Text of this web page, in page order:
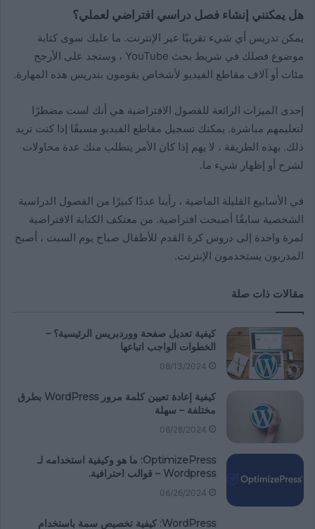
هل يمكنني إنشاء فصل دراسي افتراضي لعملي؟
يمكن تدريس أي شيء تقريبًا عبر الإنترنت. ما عليك سوى كتابة
موضوع فصلك في شريط بحث YouTube ، وستجد على الأرجح
مئات أو آلاف مقاطع الفيديو لأشخاص يقومون بتدريس هذه المهارة.
إحدى الميزات الرائعة للفصول الافتراضية هي أنك لست مضطرًا
لتعليمهم مباشرة. يمكنك تسجيل مقاطع الفيديو مسبقًا إذا كنت تريد
ذلك. بهذه الطريقة ، لا يهم إذا كان الأمر يتطلب منك عدة محاولات
لشرح أو إظهار شيء ما.
في الأسابيع القليلة الماضية ، رأينا عددًا كبيرًا من الفصول الدراسية
الشخصية سابقًا أصبحت افتراضية. من معتكف الكتابة الافتراضية
لمرة واحدة إلى دروس كرة القدم للأطفال صباح يوم السبت ، أصبح
المدربون يستخدمون الإنترنت.
مقالات ذات صلة
كيفية تعديل صفحة ووردبريس الرئيسية؟ –
الخطوات الواجب اتباعها
08/13/2024
كيفية إعادة تعيين كلمة مرور WordPress بطرق
مختلفة – سهلة
06/28/2024
OptimizePress: ما هو وكيفية استخدامه لـ
Wordpress – قوالب احترافية.
06/26/2024
WordPress: كيفية تخصيص سمة باستخدام